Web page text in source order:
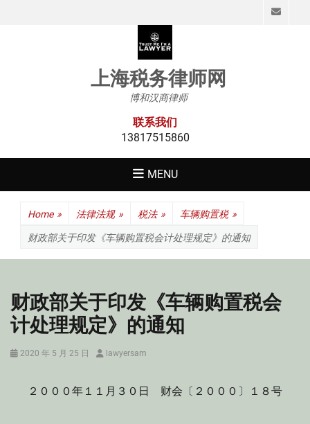
上海税务律师网
博和汉商律师
联系我们
13817515860
MENU
Home » 法律法规 » 税法 » 车辆购置税 »
财政部关于印发《车辆购置税会计处理规定》的通知
财政部关于印发《车辆购置税会
计处理规定》的通知
Posted
2020 年 5 月 25 日 Authorlawyersam
２０００年１１月３０日 财会〔２０００〕１８号